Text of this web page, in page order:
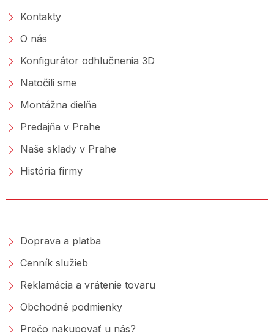
Kontakty
O nás
Konfigurátor odhlučnenia 3D
Natočili sme
Montážna dielňa
Predajňa v Prahe
Naše sklady v Prahe
História firmy
Doprava a platba
Cenník služieb
Reklamácia a vrátenie tovaru
Obchodné podmienky
Prečo nakupovať u nás?